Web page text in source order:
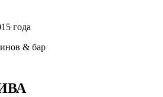
& бар